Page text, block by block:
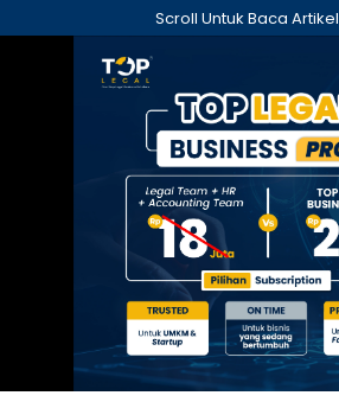
ke
Scroll Untuk Baca Artikel